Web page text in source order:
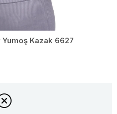
Yumoş Kazak 6627